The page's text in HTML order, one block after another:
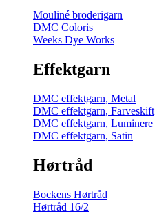
Mouliné broderigarn
DMC Coloris
Weeks Dye Works
Effektgarn
DMC effektgarn, Metal
DMC effektgarn, Farveskift
DMC effektgarn, Luminere
DMC effektgarn, Satin
Hørtråd
Bockens Hørtråd
Hørtråd 16/2